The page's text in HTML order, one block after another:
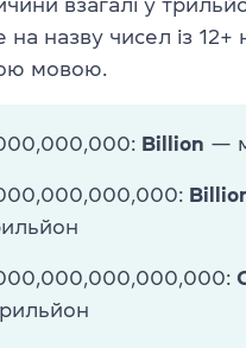
на назву чисел із 12+
мовою.
Billion —